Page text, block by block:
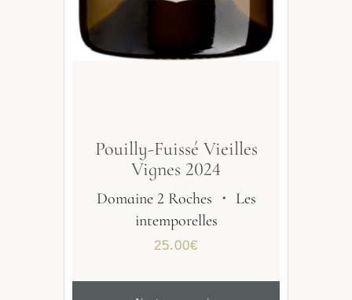
Pouilly-Fuissé Vieilles
Vignes 2024
Domaine 2 Roches ・ Les
intemporelles
25.00€